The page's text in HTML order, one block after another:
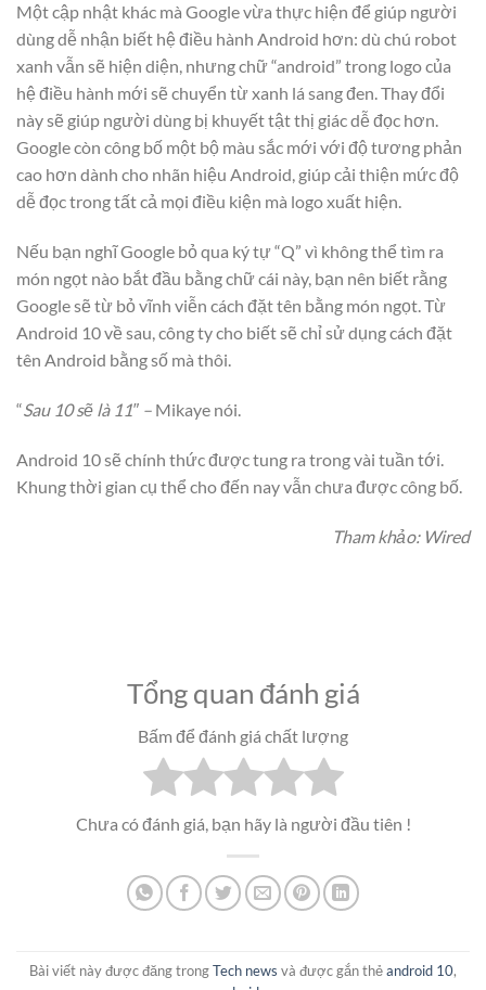
Một cập nhật khác mà Google vừa thực hiện để giúp người
dùng dễ nhận biết hệ điều hành Android hơn: dù chú robot
xanh vẫn sẽ hiện diện, nhưng chữ “android” trong logo của
hệ điều hành mới sẽ chuyển từ xanh lá sang đen. Thay đổi
này sẽ giúp người dùng bị khuyết tật thị giác dễ đọc hơn.
Google còn công bố một bộ màu sắc mới với độ tương phản
cao hơn dành cho nhãn hiệu Android, giúp cải thiện mức độ
dễ đọc trong tất cả mọi điều kiện mà logo xuất hiện.
Nếu bạn nghĩ Google bỏ qua ký tự “Q” vì không thể tìm ra
món ngọt nào bắt đầu bằng chữ cái này, bạn nên biết rằng
Google sẽ từ bỏ vĩnh viễn cách đặt tên bằng món ngọt. Từ
Android 10 về sau, công ty cho biết sẽ chỉ sử dụng cách đặt
tên Android bằng số mà thôi.
“Sau 10 sẽ là 11″ – Mikaye nói.
Android 10 sẽ chính thức được tung ra trong vài tuần tới.
Khung thời gian cụ thể cho đến nay vẫn chưa được công bố.
Tham khảo: Wired
Tổng quan đánh giá
Bấm để đánh giá chất lượng
Chưa có đánh giá, bạn hãy là người đầu tiên !
Bài viết này được đăng trongTech news và được gắn thẻandroid 10,